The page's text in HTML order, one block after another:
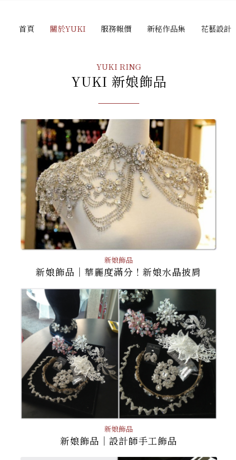
首頁 關於YUKI 服務報價 新秘作品集 花藝設計
YUKI RING
YUKI 新娘飾品
新娘飾品
新娘飾品│華麗度滿分！新娘水晶披肩
新娘飾品
新娘飾品│設計師手工飾品